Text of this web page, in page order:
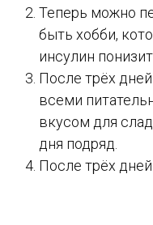
Теперь можно
быть хобби,
инсулин
После трёх
всеми
вкусом для
дня подряд.
После трёх